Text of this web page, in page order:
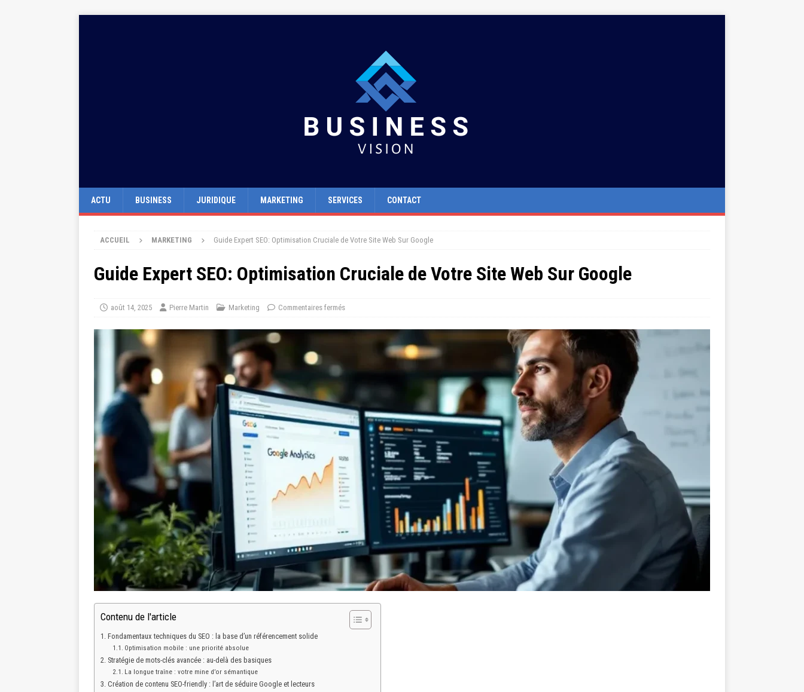
ACTU BUSINESS JURIDIQUE MARKETING SERVICES CONTACT
ACCUEIL MARKETING Guide Expert SEO: Optimisation Cruciale de Votre Site Web Sur Google
Guide Expert SEO: Optimisation Cruciale de Votre Site Web Sur Google
août 14, 2025 Pierre Martin Marketing Commentaires fermés
Contenu de l'article
Fondamentaux techniques du SEO : la base d’un référencement solide
Optimisation mobile : une priorité absolue
Stratégie de mots-clés avancée : au-delà des basiques
La longue traîne : votre mine d’or sémantique
Création de contenu SEO-friendly : l’art de séduire Google et lecteurs